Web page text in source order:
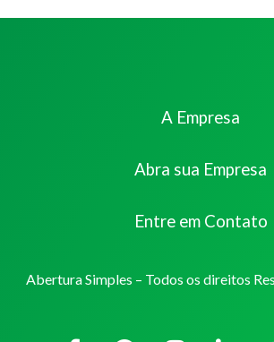
A Empresa
Abra sua Empresa
Entre em Contato
Abertura Simples – Todos os direitos